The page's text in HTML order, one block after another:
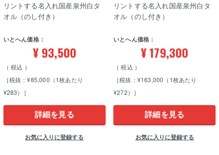
いとへん価格：
¥ 93,500
税込
［税抜：¥85,000（1枚あたり
¥283）］
リントする名入れ国産泉州白タ
オル（のし付き）
詳細を見る
お気に入りに登録する
いとへん価格：
¥179,300
税込
［税抜：¥163,000（1枚あたり
¥272）］
リントする名入れ国産泉州白タ
オル（のし付き）
詳細を見る
お気に入りに登録する